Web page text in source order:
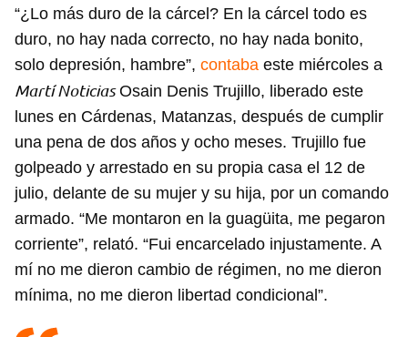
“¿Lo más duro de la cárcel? En la cárcel todo es
duro, no hay nada correcto, no hay nada bonito,
solo depresión, hambre”, contaba este miércoles a
Martí NoticiasOsain Denis Trujillo, liberado este
lunes en Cárdenas, Matanzas, después de cumplir
una pena de dos años y ocho meses. Trujillo fue
golpeado y arrestado en su propia casa el 12 de
julio, delante de su mujer y su hija, por un comando
armado. “Me montaron en la guagüita, me pegaron
corriente”, relató. “Fui encarcelado injustamente. A
mí no me dieron cambio de régimen, no me dieron
mínima, no me dieron libertad condicional”.